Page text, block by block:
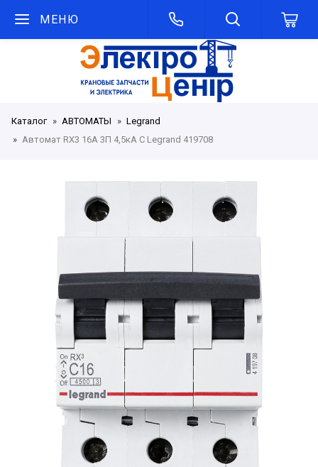
МЕНЮ
Каталог АВТОМАТЫ
Legrand
Автомат RX3 16А 3П 4,5кА C Legrand 419708